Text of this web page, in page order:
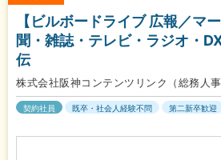
【ビルボードライブ 広報／マ
聞・雑誌・テレビ・ラジオ・
伝
株式会社阪神コンテンツリンク（総務人事
契約社員 既卒・社会人経験不問 第二新卒歓迎